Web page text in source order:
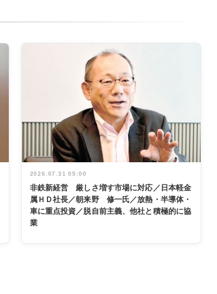
2026.07.31 05:00
非鉄新経営 厳しさ増す市場に対応／日本軽金
属ＨＤ社長／朝来野 修一氏／放熱・半導体・
車に重点投資／脱自前主義、他社と積極的に協
業